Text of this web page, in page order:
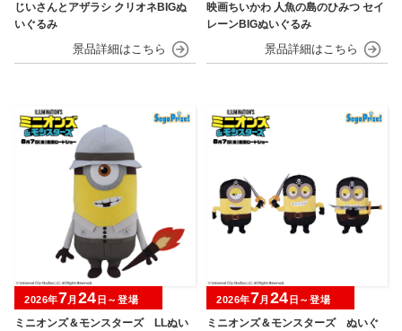
じいさんとアザラシ クリオネBIGぬ
いぐるみ
映画ちいかわ 人魚の島のひみつ セイ
レーンBIGぬいぐるみ
ミニオンズ＆モンスターズ LLぬい
2026年7月 24 日～登場
ミニオンズ＆モンスターズ ぬいぐ
2026年7月 24 日～登場